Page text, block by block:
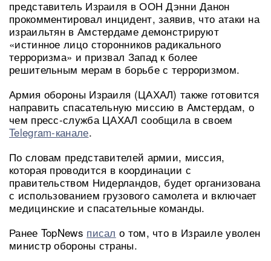
представитель Израиля в ООН Дэнни Данон
прокомментировал инцидент, заявив, что атаки на
израильтян в Амстердаме демонстрируют
«истинное лицо сторонников радикального
терроризма» и призвал Запад к более
решительным мерам в борьбе с терроризмом.
Армия обороны Израиля (ЦАХАЛ) также готовится
направить спасательную миссию в Амстердам, о
чем пресс-служба ЦАХАЛ сообщила в своем
Telegram-канале.
По словам представителей армии, миссия,
которая проводится в координации с
правительством Нидерландов, будет организована
с использованием грузового самолета и включает
медицинские и спасательные команды.
Ранее TopNews писал о том, что в Израиле уволен
министр обороны страны.